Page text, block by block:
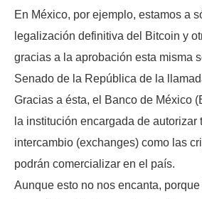
En México, por ejemplo, estamos a
legalización definitiva del Bitcoin y
gracias a la aprobación esta misma
Senado de la República de la
Gracias a ésta, el Banco de México
la institución encargada de autorizar
intercambio (exchanges) como las
podrán comercializar en el país.
Aunque esto no nos encanta,